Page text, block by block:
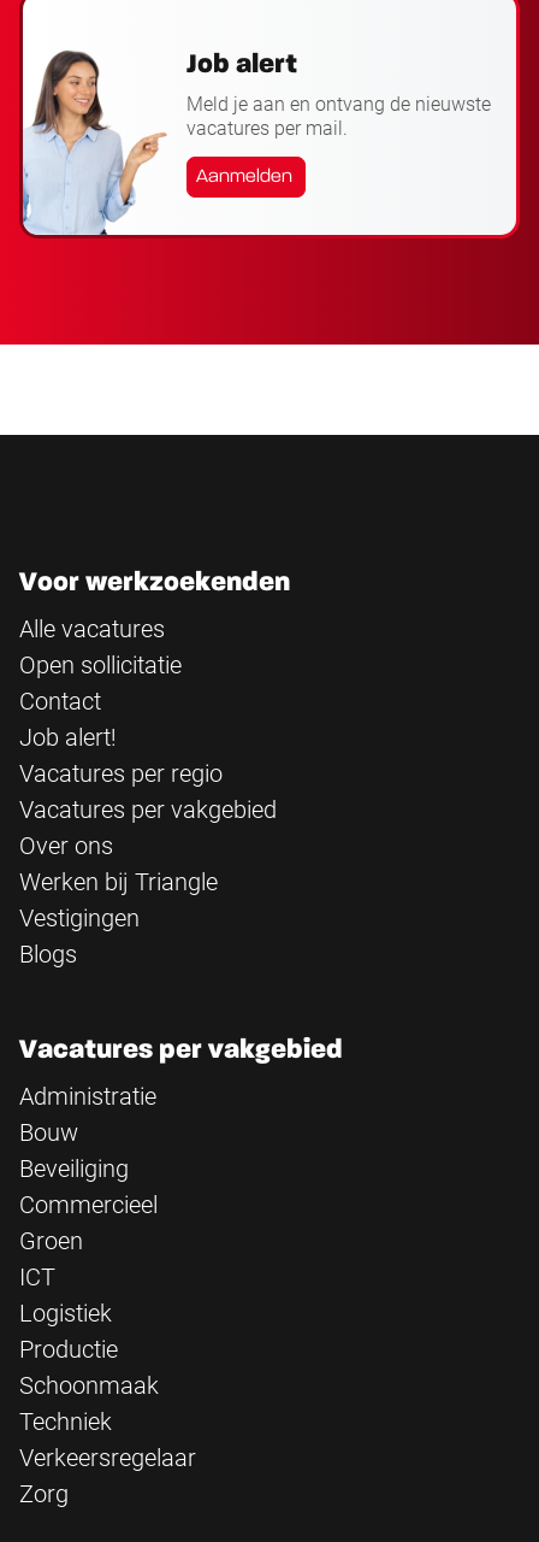
Job alert
Meld je aan en ontvang de nieuwste
vacatures per mail.
Aanmelden
Voor werkzoekenden
Alle vacatures
Open sollicitatie
Contact
Job alert!
Vacatures per regio
Vacatures per vakgebied
Over ons
Werken bij Triangle
Vestigingen
Blogs
Vacatures per vakgebied
Administratie
Bouw
Beveiliging
Commercieel
Groen
ICT
Logistiek
Productie
Schoonmaak
Techniek
Verkeersregelaar
Zorg